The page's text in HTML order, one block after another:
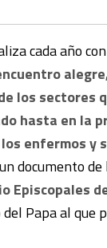
cada año
los sectores
hasta en la
enfermos y
documento de
Episcopales
Papa al que